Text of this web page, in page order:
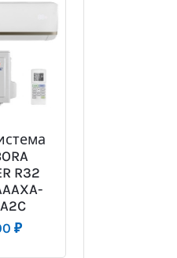
R32
₽